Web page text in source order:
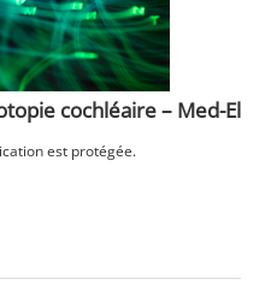
cochléaire – Med-El
est protégée.